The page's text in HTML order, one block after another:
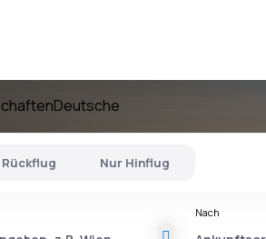
Deutsche
Nur Hinflug
Nach